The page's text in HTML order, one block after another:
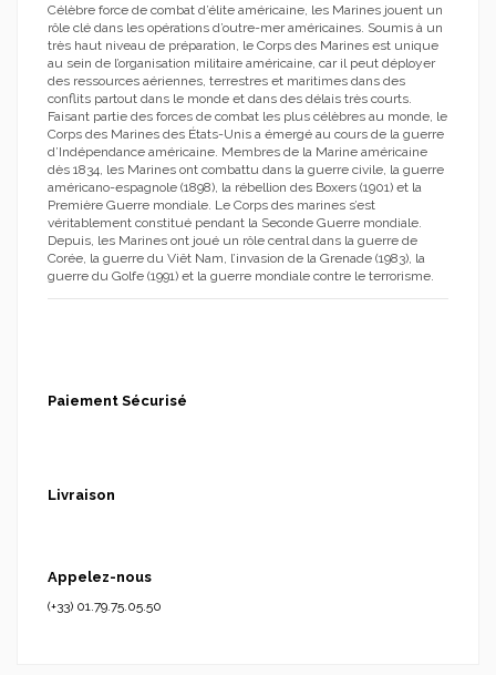
Célèbre force de combat d’élite américaine, les Marines jouent un
rôle clé dans les opérations d’outre-mer américaines. Soumis à un
très haut niveau de préparation, le Corps des Marines est unique
au sein de l’organisation militaire américaine, car il peut déployer
des ressources aériennes, terrestres et maritimes dans des
conflits partout dans le monde et dans des délais très courts.
Faisant partie des forces de combat les plus célèbres au monde, le
Corps des Marines des États-Unis a émergé au cours de la guerre
d’Indépendance américaine. Membres de la Marine américaine
dès 1834, les Marines ont combattu dans la guerre civile, la guerre
américano-espagnole (1898), la rébellion des Boxers (1901) et la
Première Guerre mondiale. Le Corps des marines s’est
véritablement constitué pendant la Seconde Guerre mondiale.
Depuis, les Marines ont joué un rôle central dans la guerre de
Corée, la guerre du Viêt Nam, l’invasion de la Grenade (1983), la
guerre du Golfe (1991) et la guerre mondiale contre le terrorisme.
Paiement Sécurisé
Livraison
Appelez-nous
(+33) 01.79.75.05.50